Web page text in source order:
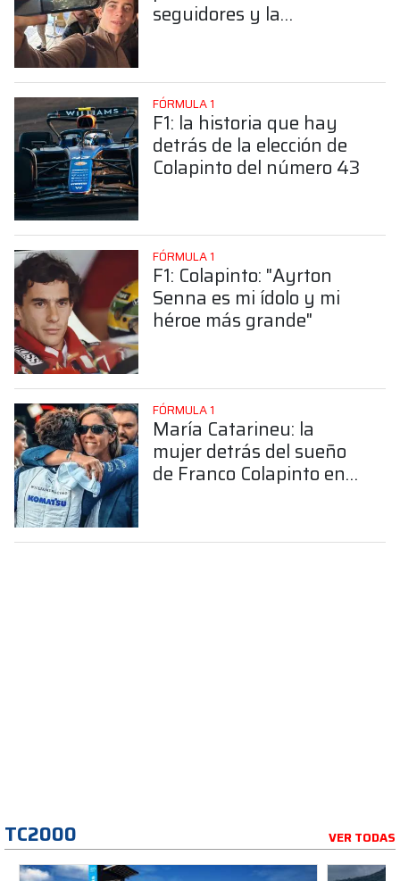
seguidores y la
FÓRMULA 1
F1: la historia que hay
detrás de la elección de
Colapinto del número 43
FÓRMULA 1
F1: Colapinto: "Ayrton
Senna es mi ídolo y mi
héroe más grande"
FÓRMULA 1
María Catarineu: la
mujer detrás del sueño
de Franco Colapinto en
TC2000 VER TODAS